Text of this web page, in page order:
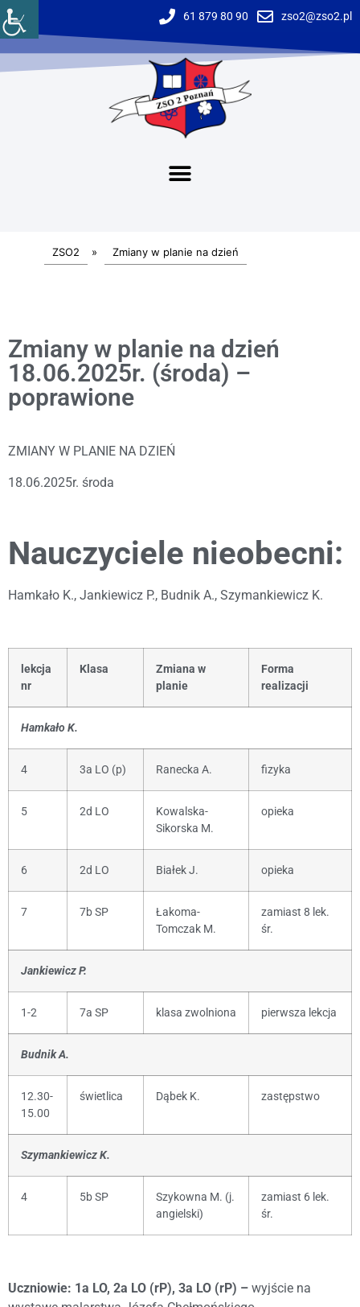
61 879 80 90 zso2@zso2.pl
ZSO2 » Zmiany w planie na dzień
Zmiany w planie na dzień
18.06.2025r. (środa) –
poprawione
ZMIANY W PLANIE NA DZIEŃ
18.06.2025r. środa
Nauczyciele nieobecni:
Hamkało K., Jankiewicz P., Budnik A., Szymankiewicz K.
lekcja
nr
Klasa
Zmiana w
planie
Forma
realizacji
Hamkało K.
4 3a LO (p) Ranecka A. fizyka
5 2d LO
Kowalska-
Sikorska M.
opieka
6 2d LO Białek J. opieka
7 7b SP
Łakoma-
Tomczak M.
zamiast 8 lek.
śr.
Jankiewicz P.
1-2 7a SP klasa zwolniona pierwsza lekcja
Budnik A.
12.30-
15.00
świetlica Dąbek K. zastępstwo
Szymankiewicz K.
4 5b SP
Szykowna M. (j.
angielski)
zamiast 6 lek.
śr.
Uczniowie: 1a LO, 2a LO (rP), 3a LO (rP) – wyjście na